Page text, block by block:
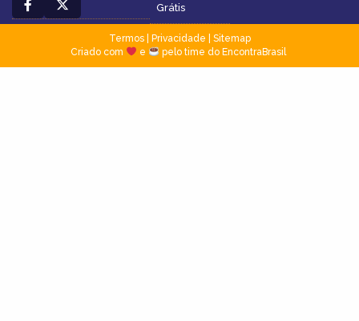
Grátis
Termos| Privacidade
Sitemap
Criado com
e pelo time do EncontraBrasil